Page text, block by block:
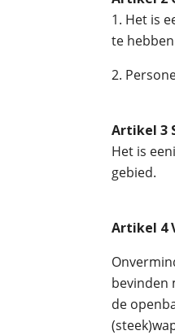
1. Het is
te
2.
Artikel 3
Het is
gebied.
Artikel 4
bevinden
de